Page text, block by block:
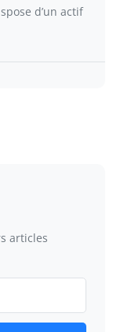
d’un actif
articles